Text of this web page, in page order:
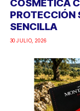
COSMÉTICA
PROTECCIÓN
SENCILLA
30 JULIO, 2026